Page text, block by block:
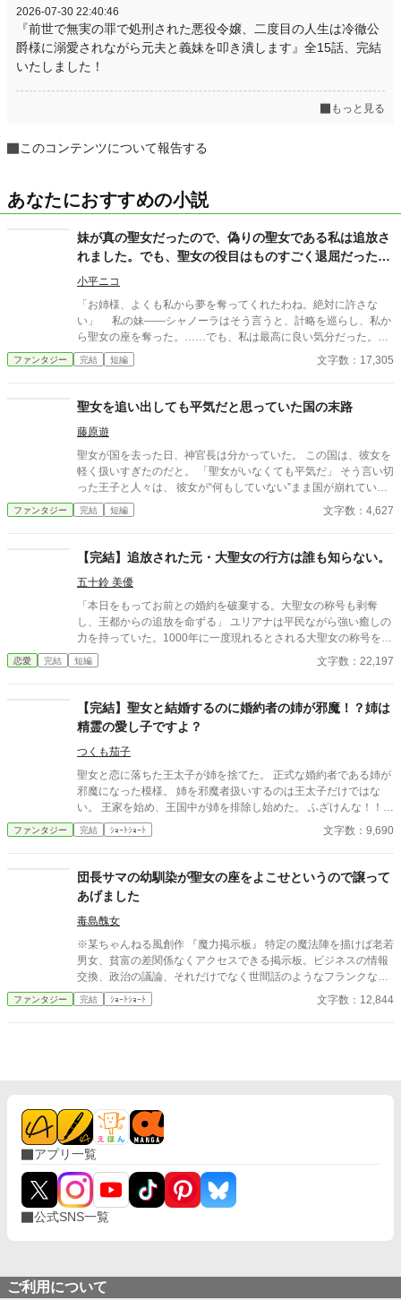
2026-07-30 22:40:46
『前世で無実の罪で処刑された悪役令嬢、二度目の人生は冷徹公
爵様に溺愛されながら元夫と義妹を叩き潰します』全15話、完結
いたしました！
もっと見る
このコンテンツについて報告する
あなたにおすすめの小説
妹が真の聖女だったので、偽りの聖女である私は追放さ
れました。でも、聖女の役目はものすごく退屈だったの
で、最高に嬉しいです【完結】
小平ニコ
「お姉様、よくも私から夢を奪ってくれたわね。絶対に許さな
い」 私の妹――シャノーラはそう言うと、計略を巡らし、私か
ら聖女の座を奪った。……でも、私は最高に良い気分だった。だ
って私、もともと聖女なんかになりたくなかったから。 退職金
を貰い、大喜びで国を出た私は、『真の聖女』として国を守る立
て、一日の休みもなく国を守るのがどれだけ大変なことか、ちゃ
んと分かってるのかしら？ 案の定、シャノーラはよく理解して
いなかった。 聖女として役目を果たしていくのが、とてつもな
く困難な道であることを……
ファンタジー 完結 短編 文字数：17,305
聖女を追い出しても平気だと思っていた国の末路
藤原遊
聖女が国を去った日、神官長は分かっていた。 この国は、彼女を
軽く扱いすぎたのだと。 「聖女がいなくても平気だ」 そう言い切
った王子と人々は、 彼女が“何もしていない”まま国が崩れていく
現実を、 やがて思い知ることになる。 ――これは、聖女を追い出
した国の末路を、 静かに見届けた者の記録。
ファンタジー 完結 短編 文字数：4,627
【完結】追放された元・大聖女の行方は誰も知らない。
五十鈴 美優
「本日をもってお前との婚約を破棄する。大聖女の称号も剥奪
し、王都からの追放を命ずる」 ユリアナは平民ながら強い癒しの
力を持っていた。1000年に一度現れるとされる大聖女の称号を得
て、婚約者となった王子リッドと共に魔物討伐に邁進する日々を
送っていた。 だがリッドはユリアナを休ませることなく働かせ、
つ上級魔物が、王国北部に襲来する。 ユリアナは全力を尽くした
ものの、多くの犠牲を出してしまった。 ユリアナはその責任を押
し付けられ、大聖女の称号を剥奪される。リッドからの婚約破棄
に加え、王都からの追放を命じられた。 それから一年。ユリアナ
はユーリと名を改め、顔を隠し、新たな職に就いていた。
恋愛 完結 短編 文字数：22,197
【完結】聖女と結婚するのに婚約者の姉が邪魔！？姉は
精霊の愛し子ですよ？
つくも茄子
聖女と恋に落ちた王太子が姉を捨てた。 正式な婚約者である姉が
邪魔になった模様。 姉を邪魔者扱いするのは王太子だけではな
い。 王家を始め、王国中が姉を排除し始めた。 ふざけんな！！！
姉は、ただの公爵令嬢じゃない！ 「精霊の愛し子」だ！ 国を
繁栄させる存在だ！ 怒り狂っているのは精霊達も同じ。 特に王太
「約束」という名の「契約」を破っておいてタダで済むとでも？
他サイトにも公開中
ファンタジー 完結 ｼｮｰﾄｼｮｰﾄ 文字数：9,690
団長サマの幼馴染が聖女の座をよこせというので譲って
あげました
毒島醜女
※某ちゃんねる風創作 『魔力掲示板』 特定の魔法陣を描けば老若
男女、貧富の差関係なくアクセスできる掲示板。ビジネスの情報
交換、政治の議論、それだけでなく世間話のようなフランクなも
のまで存在する。 平民レベルの微力な魔力でも打ち込めるものか
ら、貴族クラスの魔力を有するものしか開けないものから多種多
ファンタジー 完結 ｼｮｰﾄｼｮｰﾄ 文字数：12,844
アプリ一覧
公式SNS一覧
ご利用について